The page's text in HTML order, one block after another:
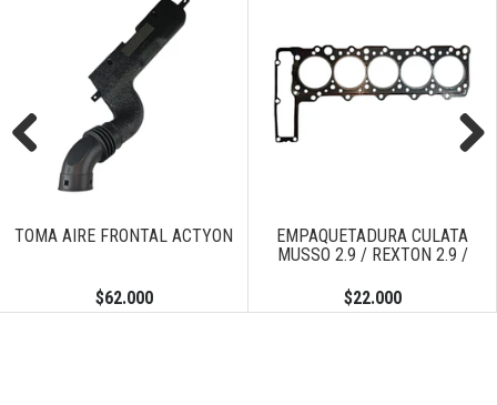
TOMA AIRE FRONTAL ACTYON
$62.000
EMPAQUETADURA CULATA
MUSSO 2.9 / REXTON 2.9 /
$22.000
Previous